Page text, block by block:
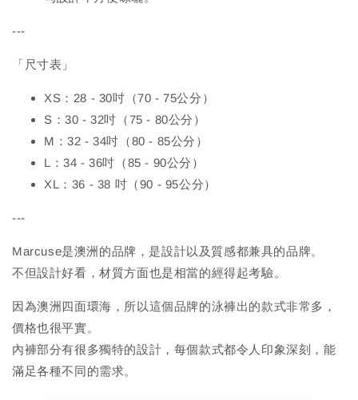
---
「尺寸表」
XS：28 - 30吋（70 - 75公分）
S：30 - 32吋（75 - 80公分）
M：32 - 34吋（80 - 85公分）
L：34 - 36吋（85 - 90公分）
XL：36 - 38 吋（90 - 95公分）
---
Marcuse是澳洲的品牌，是設計以及質感都兼具的品牌。
不但設計好看，材質方面也是相當的經得起考驗。
因為澳洲四面環海，所以這個品牌的泳褲出的款式非常多，
價格也很平實。
內褲部分有很多獨特的設計，每個款式都令人印象深刻，能
滿足各種不同的需求。